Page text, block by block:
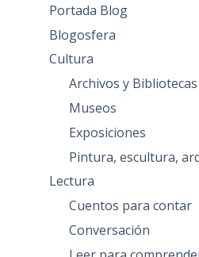
Portada Blog
Blogosfera
Cultura
Archivos y Bibliotecas
Museos
Exposiciones
Pintura, escultura,
Lectura
Cuentos para contar
Conversación